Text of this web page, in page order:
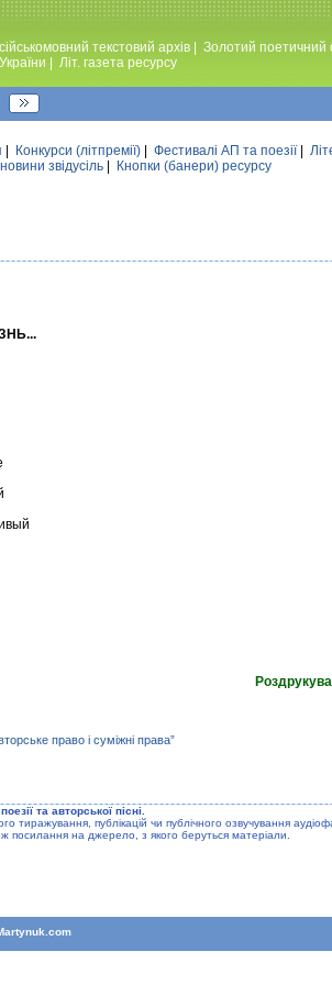
текстовий архів Золотий
Лiт. газета ресурсу
Конкурси (лiтпремiї) Фестивалi АП та поезiї|
звідусіль Кнопки (банери) ресурсу
право і суміжні права”
та авторської пiснi.
публiкацiй чи публiчного озвучування
посилання на джерело, з якого беруться матерiали.